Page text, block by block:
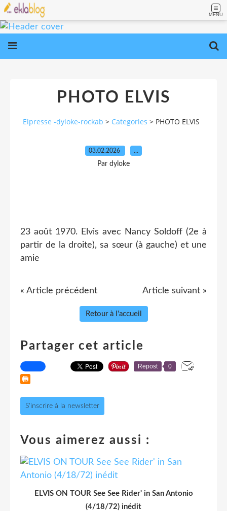
MENU
PHOTO ELVIS
Elpresse -dyloke-rockab > Categories > PHOTO ELVIS
03.02.2026 …
Par dyloke
23 août 1970. Elvis avec Nancy Soldoff (2e à
partir de la droite), sa sœur (à gauche) et une
amie
« Article précédent Article suivant »
Retour à l'accueil
Partager cet article
Repost 0
S'inscrire à la newsletter
Vous aimerez aussi :
ELVIS ON TOUR See See Rider' in San Antonio
(4/18/72) inédit